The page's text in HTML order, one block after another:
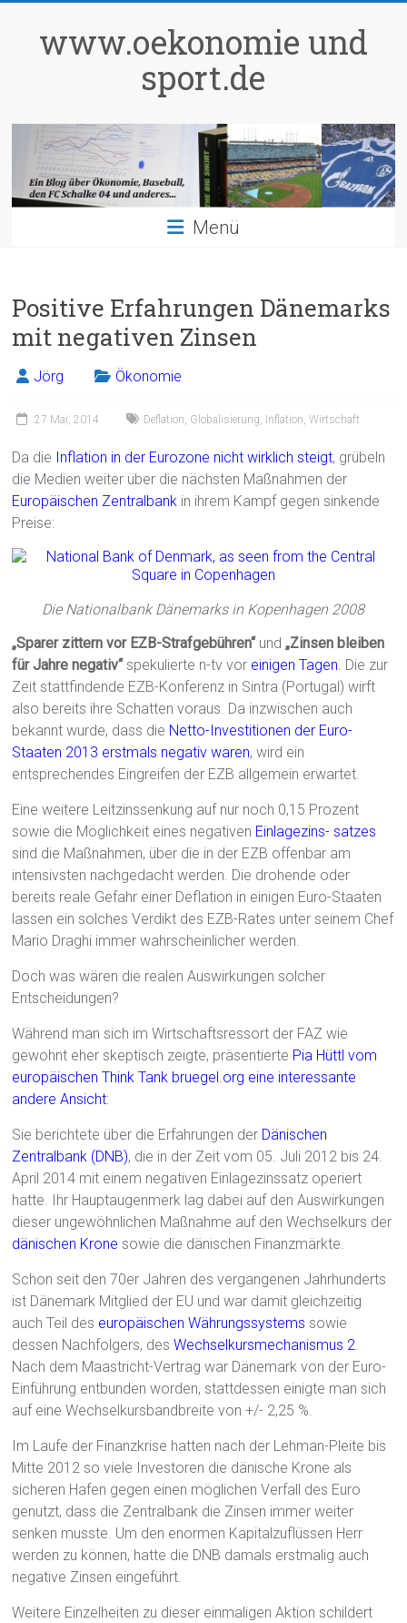
springenwww.oekonomie und
sport.de
Menü
Positive Erfahrungen Dänemarks
mit negativen Zinsen
Jörg Ökonomie
27 Mai, 2014 Deflation, Globalisierung, Inflation,Wirtschaft
Da die Inflation in der Eurozone nicht wirklich steigt, grübeln
die Medien weiter über die nächsten Maßnahmen der
Europäischen Zentralbank in ihrem Kampf gegen sinkende
Preise:
Die Nationalbank Dänemarks in Kopenhagen 2008
„Sparer zittern vor EZB-Strafgebühren“ und„Zinsen bleiben
für Jahre negativ“ spekulierte n-tv vor einigen Tagen. Die zur
Zeit stattfindende EZB-Konferenz in Sintra (Portugal) wirft
also bereits ihre Schatten voraus. Da inzwischen auch
bekannt wurde, dass die Netto-Investitionen der Euro-
Staaten 2013 erstmals negativ waren, wird ein
entsprechendes Eingreifen der EZB allgemein erwartet.
Eine weitere Leitzinssenkung auf nur noch 0,15 Prozent
sowie die Möglichkeit eines negativen Einlagezins- satzes
sind die Maßnahmen, über die in der EZB offenbar am
intensivsten nachgedacht werden. Die drohende oder
bereits reale Gefahr einer Deflation in einigen Euro-Staaten
lassen ein solches Verdikt des EZB-Rates unter seinem Chef
Mario Draghi immer wahrscheinlicher werden.
Doch was wären die realen Auswirkungen solcher
Entscheidungen?
Während man sich im Wirtschaftsressort der FAZ wie
gewohnt eher skeptisch zeigte, präsentierte Pia Hüttl vom
europäischen Think Tank bruegel.org eine interessante
andere Ansicht:
Sie berichtete über die Erfahrungen der Dänischen
Zentralbank (DNB), die in der Zeit vom 05. Juli 2012 bis 24.
April 2014 mit einem negativen Einlagezinssatz operiert
hatte. Ihr Hauptaugenmerk lag dabei auf den Auswirkungen
dieser ungewöhnlichen Maßnahme auf den Wechselkurs der
dänischen Krone sowie die dänischen Finanzmärkte.
Schon seit den 70er Jahren des vergangenen Jahrhunderts
ist Dänemark Mitglied der EU und war damit gleichzeitig
auch Teil des europäischen Währungssystems sowie
dessen Nachfolgers, desWechselkursmechanismus 2.
Nach dem Maastricht-Vertrag war Dänemark von der Euro-
Einführung entbunden worden, stattdessen einigte man sich
auf eine Wechselkursbandbreite von +/- 2,25 %.
Im Laufe der Finanzkrise hatten nach der Lehman-Pleite bis
Mitte 2012 so viele Investoren die dänische Krone als
sicheren Hafen gegen einen möglichen Verfall des Euro
genutzt, dass die Zentralbank die Zinsen immer weiter
senken musste. Um den enormen Kapitalzuflüssen Herr
werden zu können, hatte die DNB damals erstmalig auch
negative Zinsen eingeführt.
Weitere Einzelheiten zu dieser einmaligen Aktion schildert